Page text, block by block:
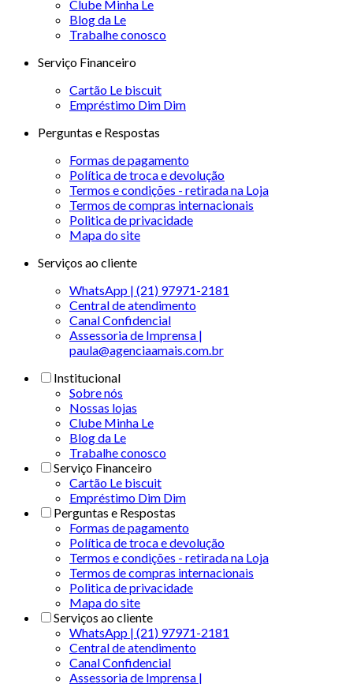
Clube Minha Le
Blog da Le
Trabalhe conosco
Serviço Financeiro
Cartão Le biscuit
Empréstimo Dim Dim
Perguntas e Respostas
Formas de pagamento
Política de troca e devolução
Termos e condições - retirada na Loja
Termos de compras internacionais
Politica de privacidade
Mapa do site
Serviços ao cliente
WhatsApp | (21) 97971-2181
Central de atendimento
Canal Confidencial
Assessoria de Imprensa |
paula@agenciaamais.com.br
Institucional
Sobre nós
Nossas lojas
Clube Minha Le
Blog da Le
Trabalhe conosco
Serviço Financeiro
Cartão Le biscuit
Empréstimo Dim Dim
Perguntas e Respostas
Formas de pagamento
Política de troca e devolução
Termos e condições - retirada na Loja
Termos de compras internacionais
Politica de privacidade
Mapa do site
Serviços ao cliente
WhatsApp | (21) 97971-2181
Central de atendimento
Canal Confidencial
Assessoria de Imprensa |